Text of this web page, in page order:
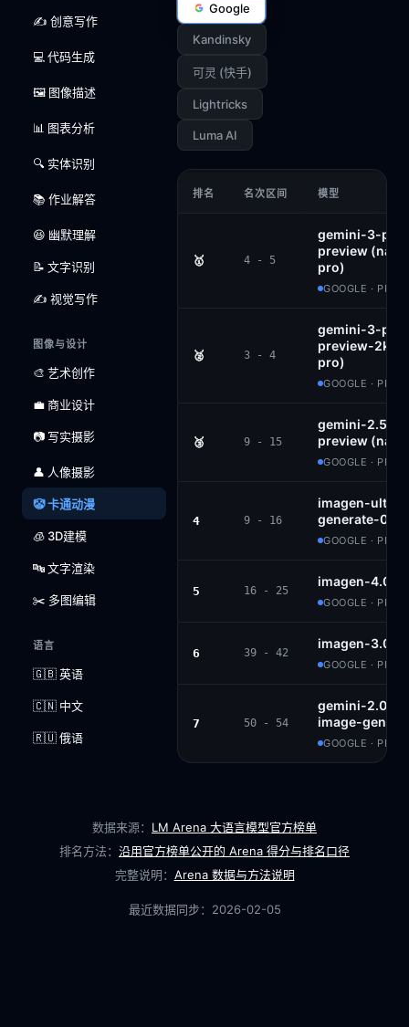
✍️ 创意写作
💻 代码生成
🖼️ 图像描述
📊 图表分析
🔍 实体识别
📚 作业解答
😆 幽默理解
📝 文字识别
✍️ 视觉写作
图像与设计
🎨 艺术创作
💼 商业设计
📷 写实摄影
👤 人像摄影
🤡 卡通动漫
🧊 3D建模
🔤 文字渲染
✂️ 多图编辑
语言
🇬🇧 英语
🇨🇳 中文
🇷🇺 俄语
Google
Kandinsky
可灵 (快手)
Lightricks
Luma AI
排名 名次区间 模型
🥇 4 - 5
gemini-3-
preview
pro)
GOOGLE ·
🥈 3 - 4
gemini-3-
preview-2k
pro)
GOOGLE ·
🥉 9 - 15
gemini-2.5-
preview
GOOGLE ·
4 9 - 16
imagen-
generate-001
GOOGLE ·
5 16 - 25
imagen-4.0-
GOOGLE ·
6 39 - 42
imagen-3.0-
GOOGLE ·
7 50 - 54
gemini-2.0-
image-
GOOGLE ·
数据来源： LM Arena 大语言模型官方榜单
排名方法： 沿用官方榜单公开的 Arena 得分与排名口径
完整说明： Arena 数据与方法说明
最近数据同步： 2026-02-05